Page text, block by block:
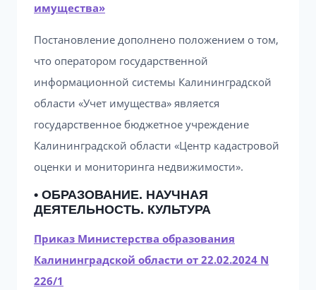
имущества»
Постановление дополнено положением о том,
что оператором государственной
информационной системы Калининградской
области «Учет имущества» является
государственное бюджетное учреждение
Калининградской области «Центр кадастровой
оценки и мониторинга недвижимости».
• ОБРАЗОВАНИЕ. НАУЧНАЯ
ДЕЯТЕЛЬНОСТЬ. КУЛЬТУРА
Приказ Министерства образования
Калининградской области от 22.02.2024 N
226/1